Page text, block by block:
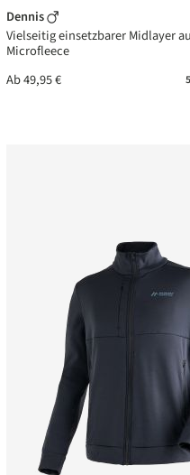
Dennis
Vielseitig einsetzbarer Midlayer
Microfleece
Ab49,95 €